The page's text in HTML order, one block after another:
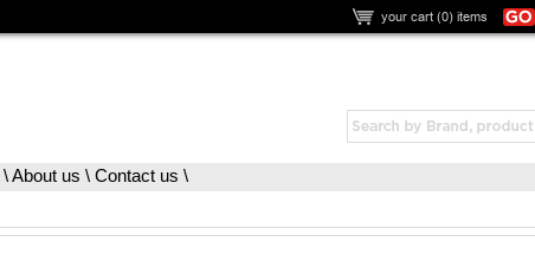
your cart (0) items
\About us \ Contact us \